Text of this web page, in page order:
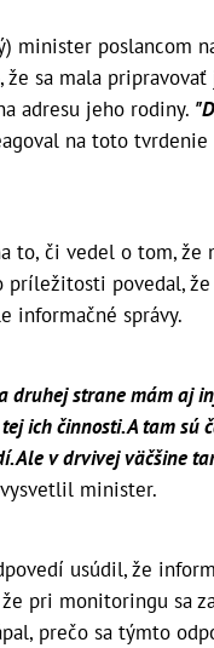
minister poslancom
sa mala pripravovať
adresu jeho rodiny.
na toto
to, či vedel o tom, že
povedal,
informačné správy.
druhej strane mám aj
ich činnosti. A tam sú
Ale v drvivej väčšine
vysvetlil minister.
usúdil, že
pri monitoringu sa
prečo sa týmto